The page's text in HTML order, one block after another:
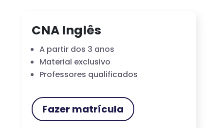
CNA Inglês
A partir dos 3 anos
Material exclusivo
Professores qualificados
Fazer matrícula